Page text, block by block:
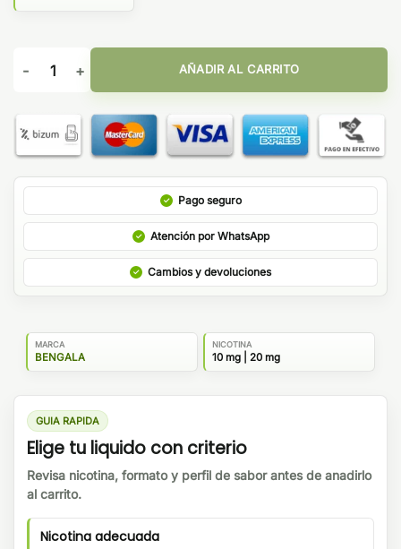
Max Melon 10ml - Bengala Salt cantidad
AÑADIR AL CARRITO
Pago seguro
Atención por WhatsApp
Cambios y devoluciones
MARCA
BENGALA
NICOTINA
10 mg | 20 mg
GUIA RAPIDA
Elige tu liquido con criterio
Revisa nicotina, formato y perfil de sabor antes de anadirlo
al carrito.
Nicotina adecuada